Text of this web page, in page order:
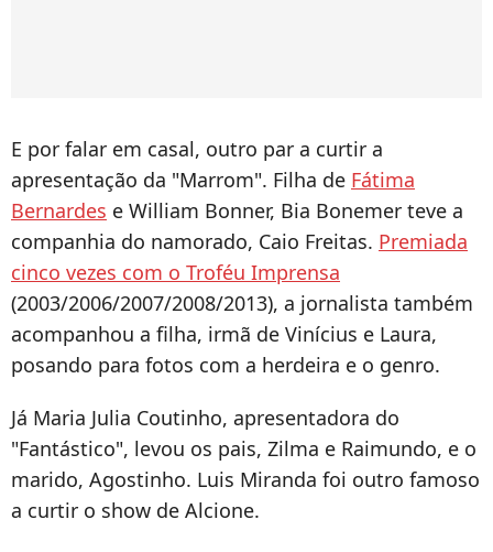
E por falar em casal, outro par a curtir a
apresentação da "Marrom". Filha de Fátima
Bernardes e William Bonner, Bia Bonemer teve a
companhia do namorado, Caio Freitas. Premiada
cinco vezes com o Troféu Imprensa
(2003/2006/2007/2008/2013), a jornalista também
acompanhou a filha, irmã de Vinícius e Laura,
posando para fotos com a herdeira e o genro.
Já Maria Julia Coutinho, apresentadora do
"Fantástico", levou os pais, Zilma e Raimundo, e o
marido, Agostinho. Luis Miranda foi outro famoso
a curtir o show de Alcione.